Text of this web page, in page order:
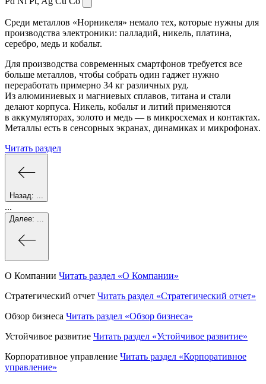
Среди металлов «Норникеля» немало тех, которые нужны для
производства электроники: палладий, никель, платина,
серебро, медь и кобальт.
Для производства современных смартфонов требуется все
больше металлов, чтобы собрать один гаджет нужно
переработать примерно 34 кг различных руд.
Из алюминиевых и магниевых сплавов, титана и стали
делают корпуса. Никель, кобальт и литий применяются
в аккумуляторах, золото и медь — в микросхемах и контактах.
Металлы есть в сенсорных экранах, динамиках и микрофонах.
Читать раздел
Назад:
...
Далее:
О Компании Читать раздел «О Компании»
Стратегический отчет Читать раздел «Стратегический отчет»
Обзор бизнеса Читать раздел «Обзор бизнеса»
Устойчивое развитие Читать раздел «Устойчивое развитие»
Корпоративное управление Читать раздел «Корпоративное
управление»